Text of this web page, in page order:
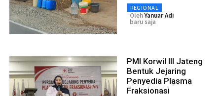
REGIONAL
OlehYanuar Adi
baru saja
PMI Korwil III Jateng
Bentuk Jejaring
Penyedia Plasma
Fraksionasi